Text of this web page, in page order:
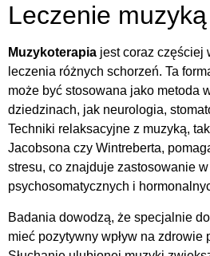
Leczenie muzyką
Muzykoterapia jest coraz częściej
leczenia różnych schorzeń. Ta
może być stosowana jako metoda
dziedzinach, jak neurologia,
Techniki relaksacyjne z muzyką,
Jacobsona czy Wintreberta,
stresu, co znajduje zastosowanie
psychosomatycznych i
Badania dowodzą, że specjalnie
mieć pozytywny wpływ na zdrowie